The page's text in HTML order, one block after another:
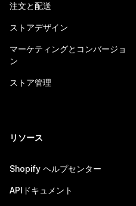
注文と配送
ストアデザイン
マーケティングとコンバージョ
ン
ストア管理
リソース
Shopify ヘルプセンター
APIドキュメント